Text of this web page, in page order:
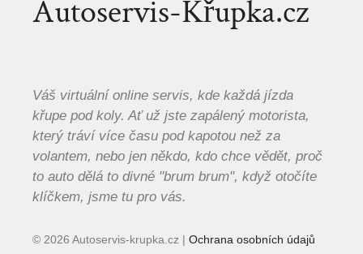
Autoservis-Křupka.cz
Váš virtuální online servis, kde každá jízda
křupe pod koly. Ať už jste zapálený motorista,
který tráví více času pod kapotou než za
volantem, nebo jen někdo, kdo chce vědět, proč
to auto dělá to divné "brum brum", když otočíte
klíčkem, jsme tu pro vás.
© 2026 Autoservis-krupka.cz | Ochrana osobních údajů